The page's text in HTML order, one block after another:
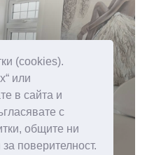
(cookies).
или
в сайта и
с
общите ни
поверителност.
звуци, какви са